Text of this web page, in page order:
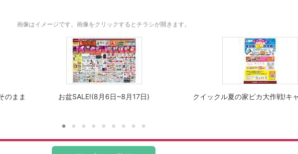
画像はイメージです。 画像をクリックするとチラシが開きます。
のまま
お盆SALE!(8月6日~8月17日) クイックル夏の家ピカ大作戦!キ